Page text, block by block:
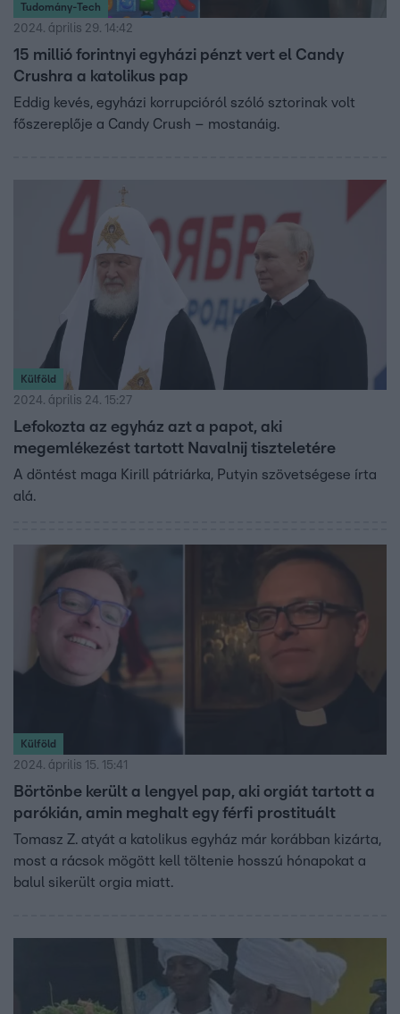
Tudomány-Tech
2024. április 29. 14:42
15 millió forintnyi egyházi pénzt vert el Candy
Crushra a katolikus pap
Eddig kevés, egyházi korrupcióról szóló sztorinak volt
főszereplője a Candy Crush – mostanáig.
Külföld
2024. április 24. 15:27
Lefokozta az egyház azt a papot, aki
megemlékezést tartott Navalnij tiszteletére
A döntést maga Kirill pátriárka, Putyin szövetségese írta
alá.
Külföld
2024. április 15. 15:41
Börtönbe került a lengyel pap, aki orgiát tartott a
parókián, amin meghalt egy férfi prostituált
Tomasz Z. atyát a katolikus egyház már korábban kizárta,
most a rácsok mögött kell töltenie hosszú hónapokat a
balul sikerült orgia miatt.